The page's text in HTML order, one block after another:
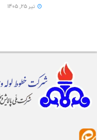
تیر 25, 1405